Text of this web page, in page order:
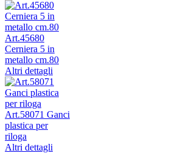
Art.45680
Cerniera 5 in
metallo cm.80
Altri dettagli
Art.58071 Ganci
plastica per
riloga
Altri dettagli